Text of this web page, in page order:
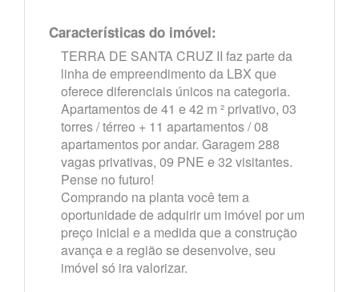
Características do imóvel:
TERRA DE SANTA CRUZ II faz parte da
linha de empreendimento da LBX que
oferece diferenciais únicos na categoria.
Apartamentos de 41 e 42 m ² privativo, 03
torres / térreo + 11 apartamentos / 08
apartamentos por andar. Garagem 288
vagas privativas, 09 PNE e 32 visitantes.
Pense no futuro!
Comprando na planta você tem a
oportunidade de adquirir um imóvel por um
preço inicial e a medida que a construção
avança e a região se desenvolve, seu
imóvel só ira valorizar.